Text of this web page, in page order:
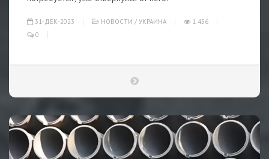
31-ДЕК-2023 НОВОСТИ / УКРАИНА
1 456
0